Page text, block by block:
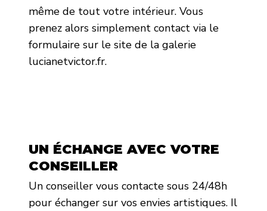
même de tout votre intérieur. Vous
prenez alors simplement contact via le
formulaire sur le site de la galerie
lucianetvictor.fr.
UN ÉCHANGE AVEC VOTRE
CONSEILLER
Un conseiller vous contacte sous 24/48h
pour échanger sur vos envies artistiques. Il